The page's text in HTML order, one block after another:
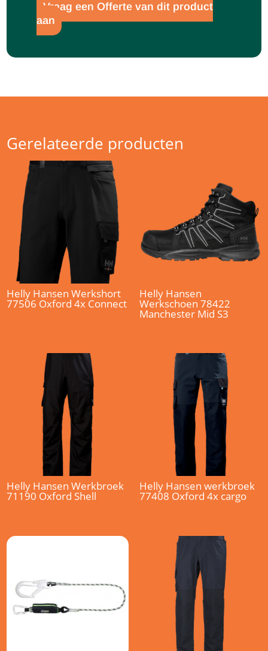
Vraag een Offerte van dit product
aan
Gerelateerde producten
Helly Hansen Werkshort
77506 Oxford 4x Connect
Helly Hansen
Werkschoen 78422
Manchester Mid S3
Helly Hansen Werkbroek
71190 Oxford Shell
Helly Hansen werkbroek
77408 Oxford 4x cargo